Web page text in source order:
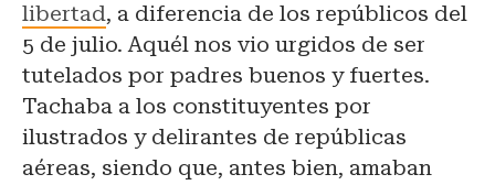
libertad, a diferencia de los repúblicos del
5 de julio. Aquél nos vio urgidos de ser
tutelados por padres buenos y fuertes.
Tachaba a los constituyentes por
ilustrados y delirantes de repúblicas
aéreas, siendo que, antes bien, amaban